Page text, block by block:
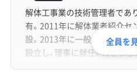
解体工事業の技術管理者であ
有。2011年に解体業者紹介
設。2013年に一般社団法人あ
設立し、理事に就任。めざまし
全員を